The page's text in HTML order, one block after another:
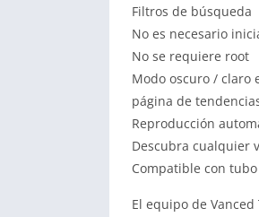
Filtros de búsqueda
No es necesario
No se requiere root
Modo oscuro / claro
página de
Reproducción
Descubra cualquier
Compatible con
El equipo de